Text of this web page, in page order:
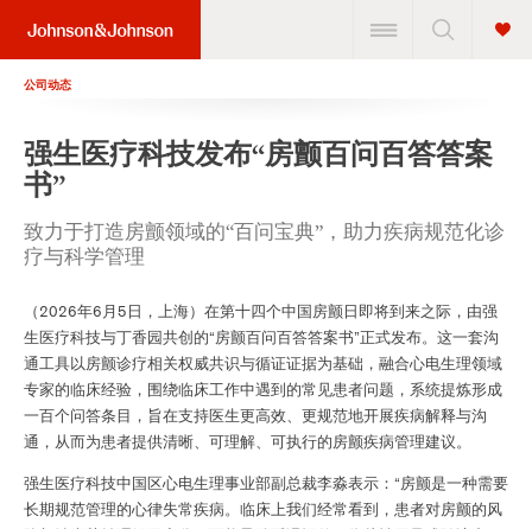
公司动态
强生医疗科技发布“房颤百问百答答案
书”
致力于打造房颤领域的“百问宝典”，助力疾病规范化诊
疗与科学管理
（2026年6月5日，上海）在第十四个中国房颤日即将到来之际，由强
生医疗科技与丁香园共创的“房颤百问百答答案书”正式发布。这一套沟
通工具以房颤诊疗相关权威共识与循证证据为基础，融合心电生理领域
专家的临床经验，围绕临床工作中遇到的常见患者问题，系统提炼形成
一百个问答条目，旨在支持医生更高效、更规范地开展疾病解释与沟
通，从而为患者提供清晰、可理解、可执行的房颤疾病管理建议。
强生医疗科技中国区心电生理事业部副总裁李淼表示：“房颤是一种需要
长期规范管理的心律失常疾病。临床上我们经常看到，患者对房颤的风